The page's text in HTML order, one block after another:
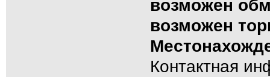
возможен
возможен
Контактная